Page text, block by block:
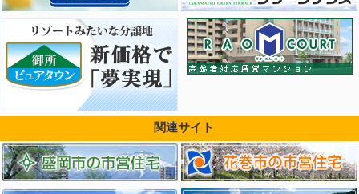
関連サイト